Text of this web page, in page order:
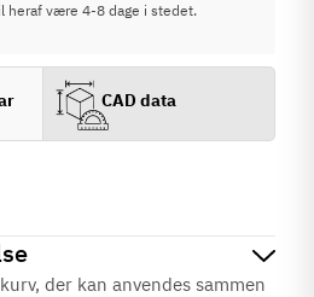
der kan anvendes sammen
heraf være 4-8 dage i stedet.
CAD data